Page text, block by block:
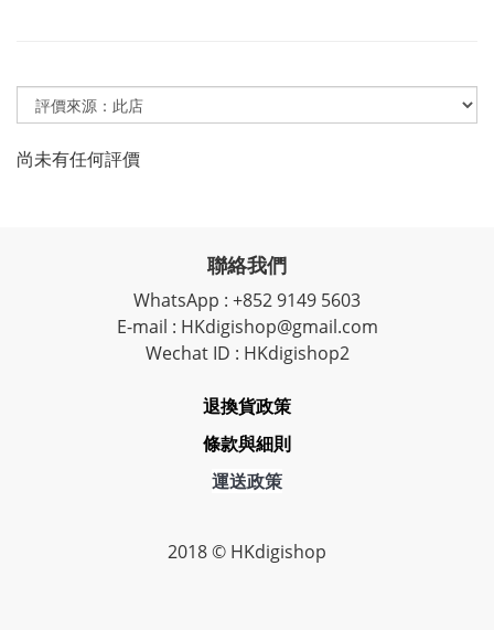
尚未有任何評價
聯絡我們
WhatsApp : +852 9149 5603
E-mail : HKdigishop@gmail.com
Wechat ID : HKdigishop2
退換貨政策
條款與細則
運送政策
2018 © HKdigishop